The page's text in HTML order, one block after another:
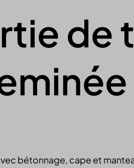
de
bétonnage, cape et